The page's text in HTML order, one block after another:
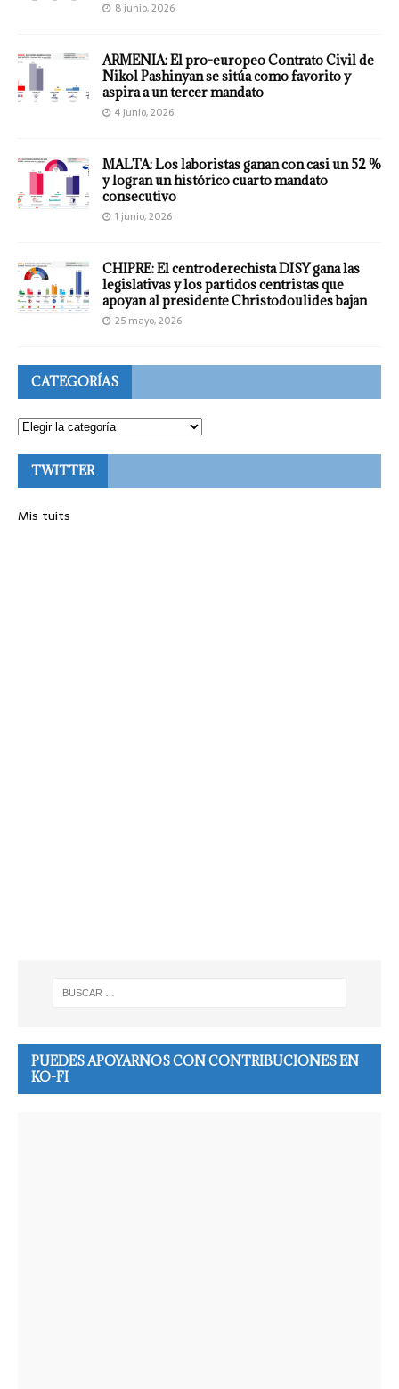
8 junio, 2026
ARMENIA: El pro-europeo Contrato Civil de
Nikol Pashinyan se sitúa como favorito y
aspira a un tercer mandato
4 junio, 2026
MALTA: Los laboristas ganan con casi un 52 %
y logran un histórico cuarto mandato
consecutivo
1 junio, 2026
CHIPRE: El centroderechista DISY gana las
legislativas y los partidos centristas que
apoyan al presidente Christodoulides bajan
25 mayo, 2026
CATEGORÍAS
TWITTER
Mis tuits
PUEDES APOYARNOS CON CONTRIBUCIONES EN
KO-FI